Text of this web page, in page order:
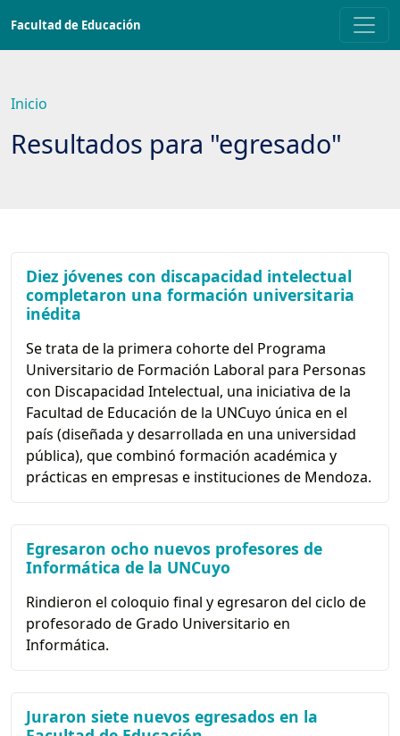
contenido
Facultad de Educación
Inicio
Resultados para "egresado"
Diez jóvenes con discapacidad intelectual
completaron una formación universitaria
inédita
Se trata de la primera cohorte del Programa
Universitario de Formación Laboral para Personas
con Discapacidad Intelectual, una iniciativa de la
Facultad de Educación de la UNCuyo única en el
país (diseñada y desarrollada en una universidad
pública), que combinó formación académica y
prácticas en empresas e instituciones de Mendoza.
Egresaron ocho nuevos profesores de
Informática de la UNCuyo
Rindieron el coloquio final y egresaron del ciclo de
profesorado de Grado Universitario en
Informática.
Juraron siete nuevos egresados en la